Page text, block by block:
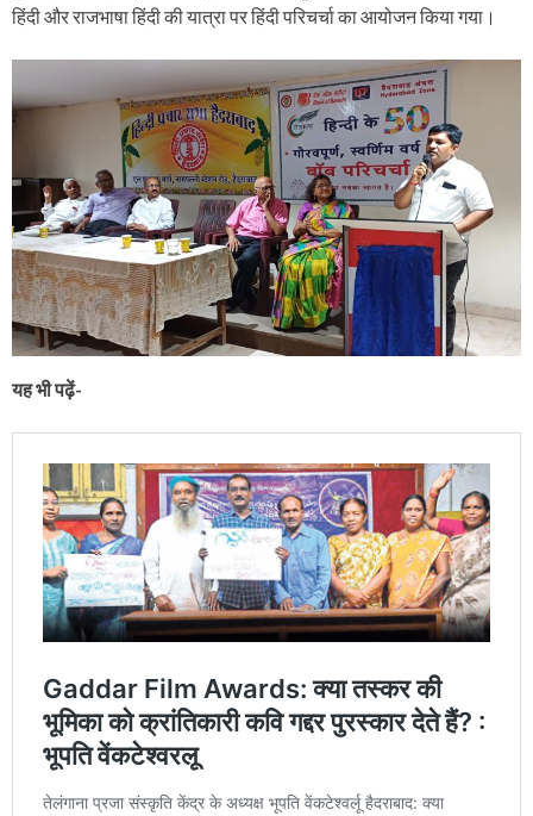
हिंदी और राजभाषा हिंदी की यात्रा पर हिंदी परिचर्चा का आयोजन किया गया।
यह भी पढ़ें-